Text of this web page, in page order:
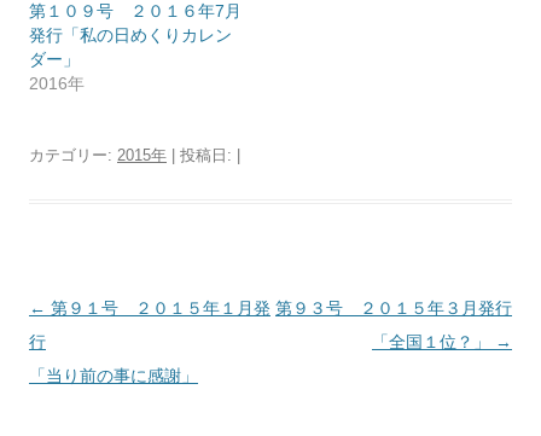
第１０９号 ２０１６年7月
発行「私の日めくりカレン
ダー」
2016年
カテゴリー: 2015年 | 投稿日:
投
稿
ナ
← 第９１号 ２０１５年１月発
行
「当り前の事に感謝」
第９３号 ２０１５年３月発行
「全国１位？」
→